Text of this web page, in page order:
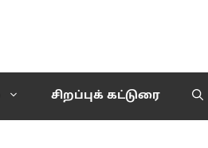
சிறப்புக் கட்டுரை